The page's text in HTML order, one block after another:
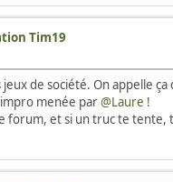
Tim19
de société. On appelle
menée par@Laure !
forum, et si un truc te